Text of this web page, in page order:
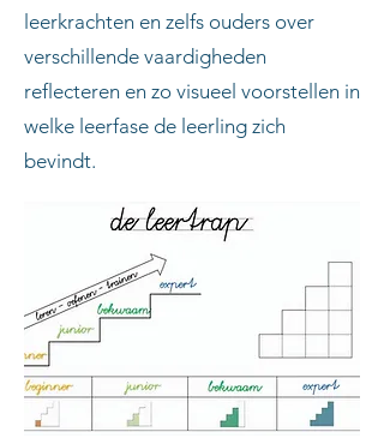
leerkrachten en zelfs ouders over
verschillende vaardigheden
reflecteren en zo visueel voorstellen in
welke leerfase de leerling zich
bevindt.